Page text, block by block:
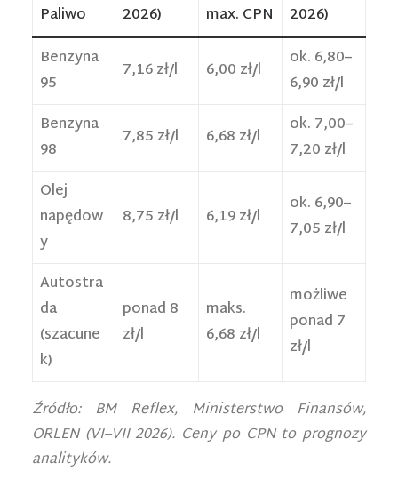
Paliwo
2026)
max. CPN
2026)
Benzyna
95
7,16 zł/l 6,00 zł/l
ok. 6,80–
6,90 zł/l
Benzyna
98
7,85 zł/l 6,68 zł/l
ok. 7,00–
7,20 zł/l
Olej
napędow
y
8,75 zł/l 6,19 zł/l
ok. 6,90–
7,05 zł/l
Autostra
da
(szacune
k)
ponad 8
zł/l
maks.
6,68 zł/l
możliwe
ponad 7
zł/l
Źródło: BM Reflex, Ministerstwo Finansów,
ORLEN (VI–VII 2026). Ceny po CPN to prognozy
analityków.